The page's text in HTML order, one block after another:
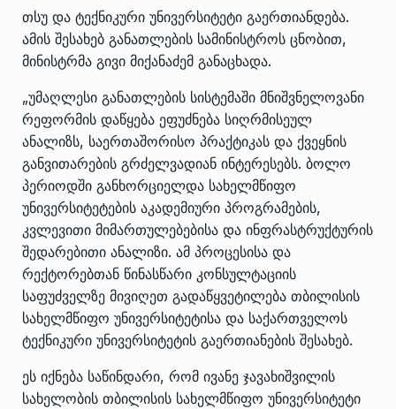
თსუ და ტექნიკური უნივერსიტეტი გაერთიანდება.
ამის შესახებ განათლების სამინისტროს ცნობით,
მინისტრმა გივი მიქანაძემ განაცხადა.
„უმაღლესი განათლების სისტემაში მნიშვნელოვანი
რეფორმის დაწყება ეფუძნება სიღრმისეულ
ანალიზს, საერთაშორისო პრაქტიკას და ქვეყნის
განვითარების გრძელვადიან ინტერესებს. ბოლო
პერიოდში განხორციელდა სახელმწიფო
უნივერსიტეტების აკადემიური პროგრამების,
კვლევითი მიმართულებებისა და ინფრასტრუქტურის
შედარებითი ანალიზი. ამ პროცესისა და
რექტორებთან წინასწარი კონსულტაციის
საფუძველზე მივიღეთ გადაწყვეტილება თბილისის
სახელმწიფო უნივერსიტეტისა და საქართველოს
ტექნიკური უნივერსიტეტის გაერთიანების შესახებ.
ეს იქნება საწინდარი, რომ ივანე ჯავახიშვილის
სახელობის თბილისის სახელმწიფო უნივერსიტეტი